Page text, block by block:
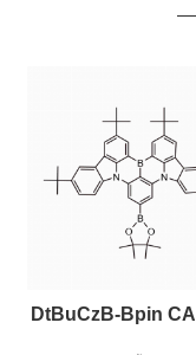
DtBuCzB-Bpin CAS号：